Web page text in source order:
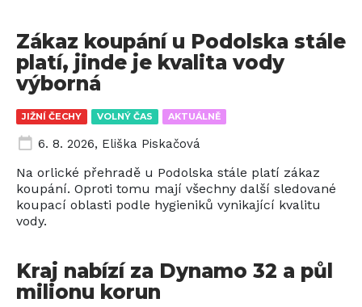
JIŽNÍ ČECHY VOLNÝ ČAS AKTUÁLNĚ
Zákaz koupání u Podolska stále
platí, jinde je kvalita vody
výborná
6. 8. 2026, Eliška Piskačová
Na orlické přehradě u Podolska stále platí zákaz
koupání. Oproti tomu mají všechny další sledované
koupací oblasti podle hygieniků vynikající kvalitu
vody.
Kraj nabízí za Dynamo 32 a půl
milionu korun